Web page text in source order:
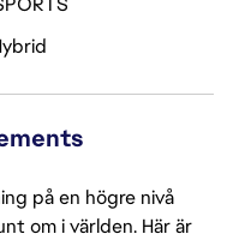
på en högre nivå
om i världen. Här är